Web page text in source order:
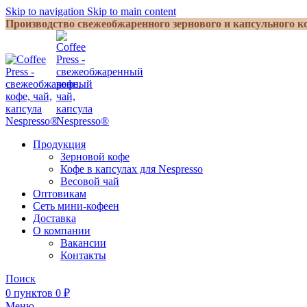
Skip to navigation Skip to main content
Производство свежеобжаренного зернового и капсульного
Продукция
Зерновой кофе
Кофе в капсулах для Nespresso
Весовой чай
Оптовикам
Сеть мини-кофеен
Доставка
О компании
Вакансии
Контакты
Поиск
0 пунктов 0 ₽